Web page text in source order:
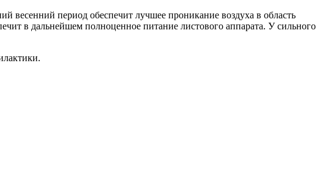
весенний период обеспечит лучшее проникание воздуха в область
в дальнейшем полноценное питание листового аппарата. У сильного